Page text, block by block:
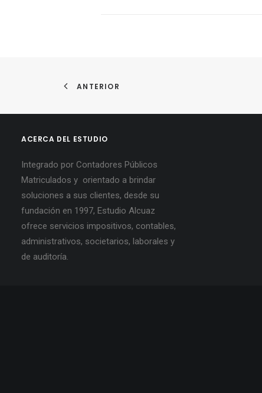
ANTERIOR
ACERCA DEL ESTUDIO
Integrado por Contadores Públicos
Matriculados y orientado a brindar
soluciones a sus clientes, desde su
fundación en 1997, Estudio Alcuaz
ofrece servicios impositivos, contables,
administrativos, societarios, laborales y
de auditoría.